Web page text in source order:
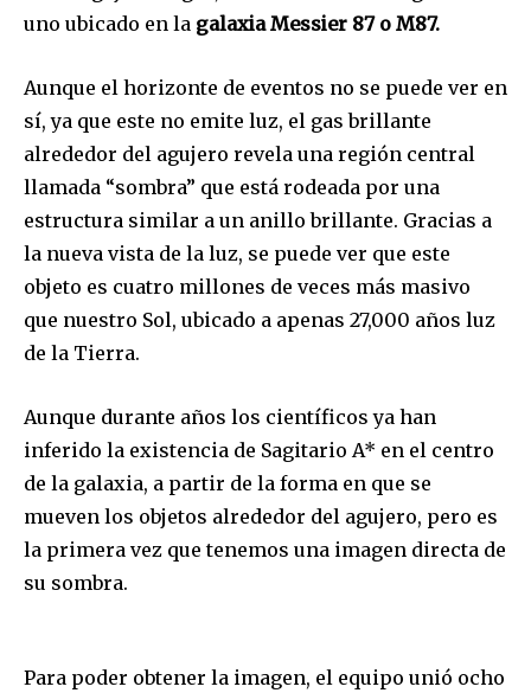
uno ubicado en la galaxia Messier 87 o M87.
Aunque el horizonte de eventos no se puede ver en
sí, ya que este no emite luz, el gas brillante
alrededor del agujero revela una región central
llamada “sombra” que está rodeada por una
estructura similar a un anillo brillante. Gracias a
la nueva vista de la luz, se puede ver que este
objeto es cuatro millones de veces más masivo
que nuestro Sol, ubicado a apenas 27,000 años luz
de la Tierra.
Aunque durante años los científicos ya han
inferido la existencia de Sagitario A* en el centro
de la galaxia, a partir de la forma en que se
mueven los objetos alrededor del agujero, pero es
la primera vez que tenemos una imagen directa de
su sombra.
Para poder obtener la imagen, el equipo unió ocho